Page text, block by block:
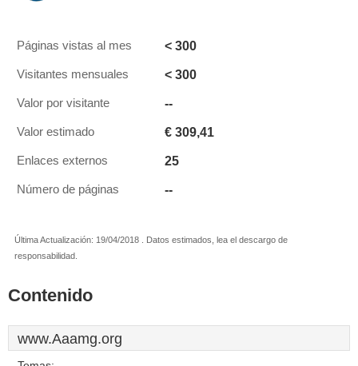
Páginas vistas al mes < 300
Visitantes mensuales < 300
Valor por visitante --
Valor estimado € 309,41
Enlaces externos 25
Número de páginas --
Última Actualización: 19/04/2018 . Datos estimados, lea el descargo de
responsabilidad.
Contenido
www.Aaamg.org